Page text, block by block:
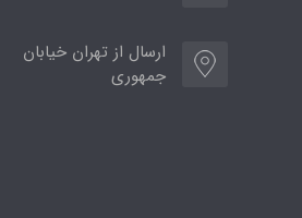
ارسال از تهران خیابان
جمهوری